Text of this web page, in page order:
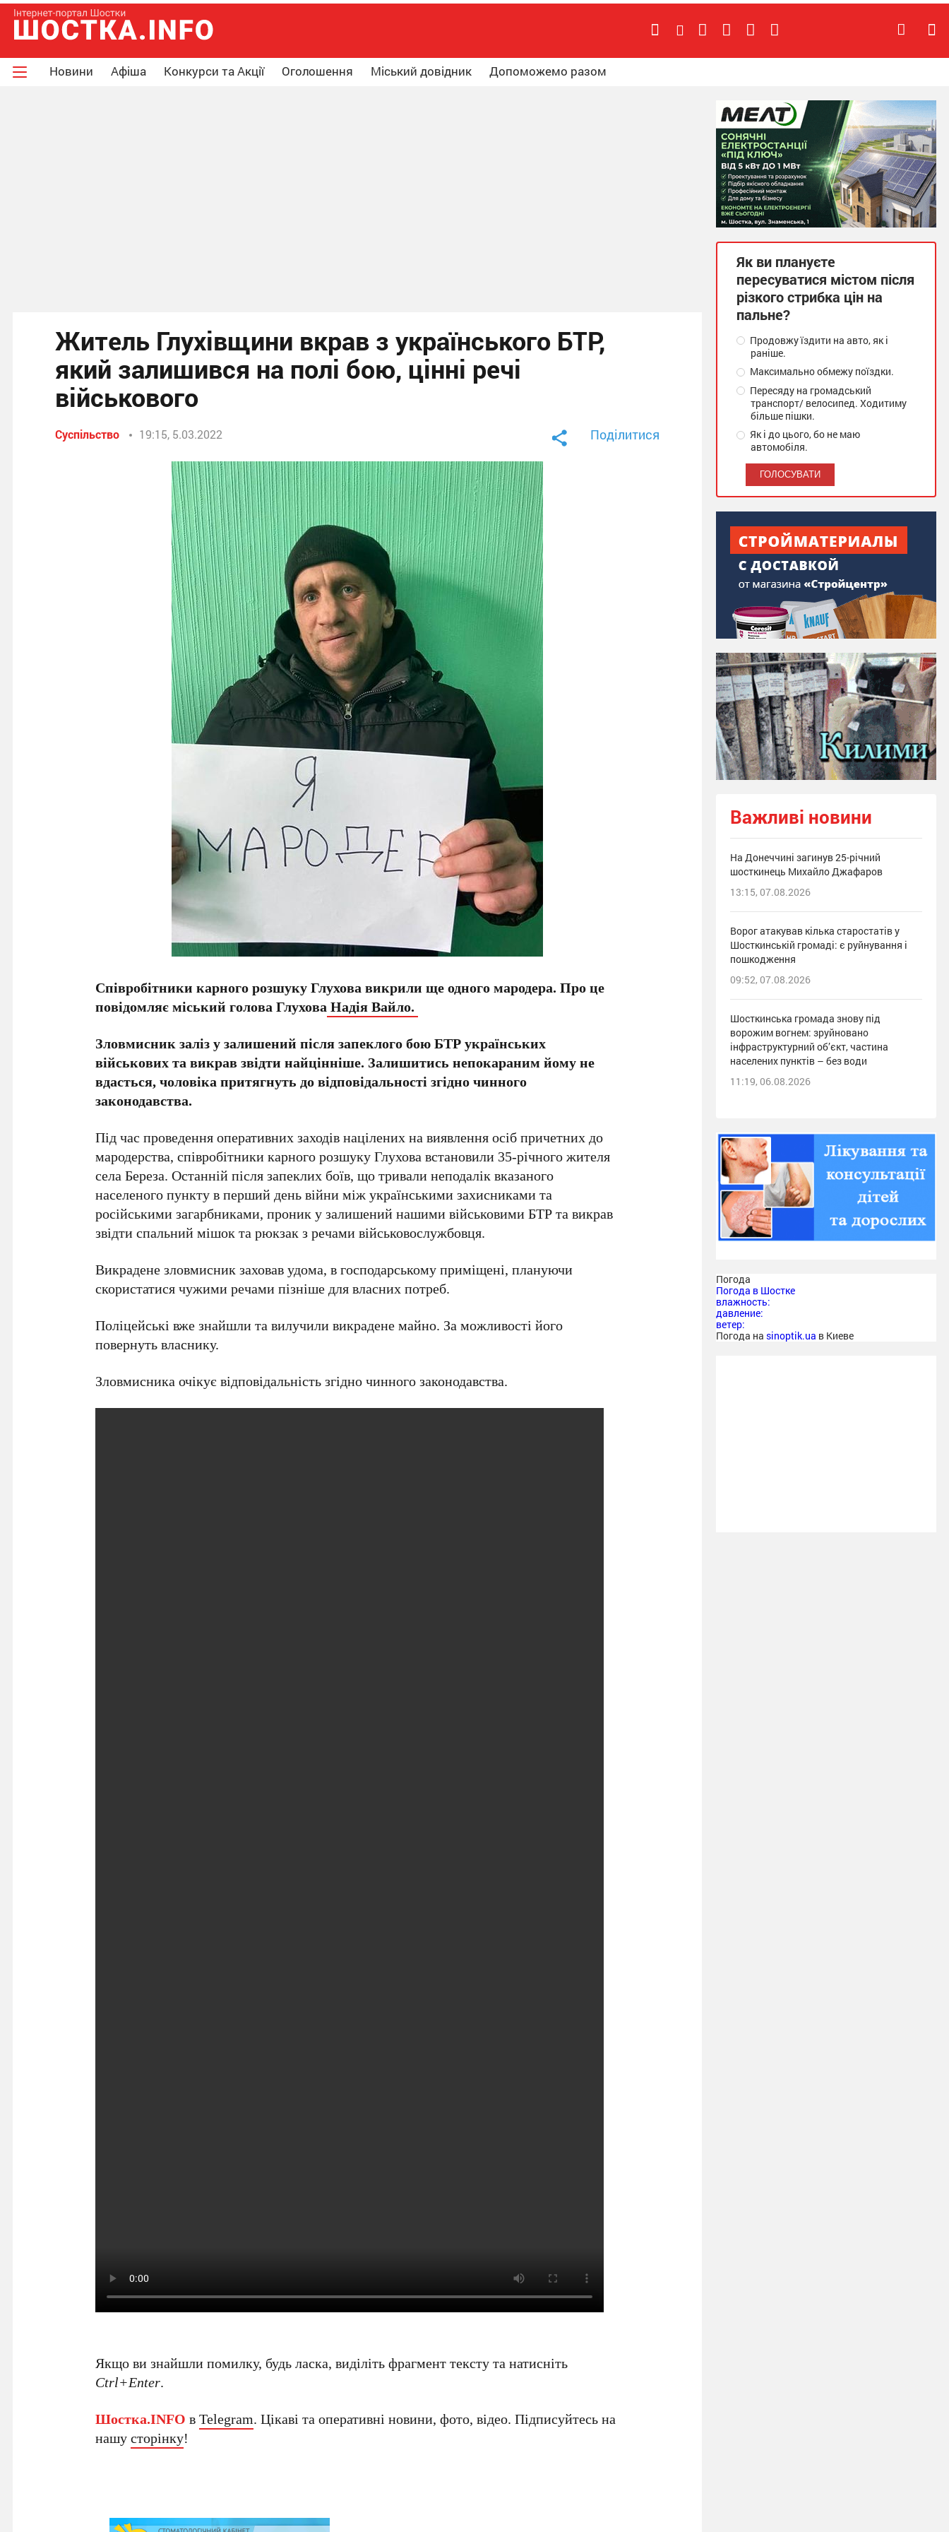
Новини Афіша Конкурси та Акції Оголошення Міський довідник Допоможемо разом
Житель Глухівщини вкрав з українського БТР,
який залишився на полі бою, цінні речі
військового
Суспільство 19:15, 5.03.2022 Поділитися
Співробітники карного розшуку Глухова викрили ще одного мародера. Про це
повідомляє міський голова ГлуховаНадія Вайло.
Зловмисник заліз у залишений після запеклого бою БТР українських
військових та викрав звідти найцінніше. Залишитись непокараним йому не
вдасться, чоловіка притягнуть до відповідальності згідно чинного
законодавства.
Під час проведення оперативних заходів націлених на виявлення осіб причетних до
мародерства, співробітники карного розшуку Глухова встановили 35-річного жителя
села Береза. Останній після запеклих боїв, що тривали неподалік вказаного
населеного пункту в перший день війни між українськими захисниками та
російськими загарбниками, проник у залишений нашими військовими БТР та викрав
звідти спальний мішок та рюкзак з речами військовослужбовця.
Викрадене зловмисник заховав удома, в господарському приміщені, плануючи
скористатися чужими речами пізніше для власних потреб.
Поліцейські вже знайшли та вилучили викрадене майно. За можливості його
повернуть власнику.
Зловмисника очікує відповідальність згідно чинного законодавства.
Якщо ви знайшли помилку, будь ласка, виділіть фрагмент тексту та натисніть
Ctrl+Enter.
Шостка.INFO вTelegram. Цікаві та оперативні новини, фото, відео. Підписуйтесь на
нашусторінку!
Як ви плануєте
пересуватися містом після
різкого стрибка цін на
пальне?
Продовжу їздити на авто, як і
раніше.
Максимально обмежу поїздки.
Пересяду на громадський
транспорт/ велосипед. Ходитиму
більше пішки.
Як і до цього, бо не маю
автомобіля.
Важливі новини
На Донеччині загинув 25-річний
шосткинець Михайло Джафаров
13:15, 07.08.2026
Ворог атакував кілька старостатів у
Шосткинській громаді: є руйнування і
пошкодження
09:52, 07.08.2026
Шосткинська громада знову під
ворожим вогнем: зруйновано
інфраструктурний об’єкт, частина
населених пунктів – без води
11:19, 06.08.2026
Погода
Погода в Шостке
влажность:
давление:
ветер:
Погода на sinoptik.ua в Киеве